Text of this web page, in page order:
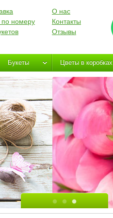
по номеру
О нас
Контакты
Отзывы
Букеты Цветы в коробках